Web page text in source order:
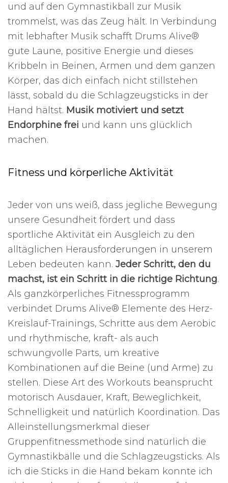
und auf den Gymnastikball zur Musik
trommelst, was das Zeug hält. In Verbindung
mit lebhafter Musik schafft Drums Alive®
gute Laune, positive Energie und dieses
Kribbeln in Beinen, Armen und dem ganzen
Körper, das dich einfach nicht stillstehen
lässt, sobald du die Schlagzeugsticks in der
Hand hältst. Musik motiviert und setzt
Endorphine frei und kann uns glücklich
machen.
Fitness und körperliche Aktivität
Jeder von uns weiß, dass jegliche Bewegung
unsere Gesundheit fördert und dass
sportliche Aktivität ein Ausgleich zu den
alltäglichen Herausforderungen in unserem
Leben bedeuten kann. Jeder Schritt, den du
machst, ist ein Schritt in die richtige Richtung.
Als ganzkörperliches Fitnessprogramm
verbindet Drums Alive® Elemente des Herz-
Kreislauf-Trainings, Schritte aus dem Aerobic
und rhythmische, kraft- als auch
schwungvolle Parts, um kreative
Kombinationen auf die Beine (und Arme) zu
stellen. Diese Art des Workouts beansprucht
motorisch Ausdauer, Kraft, Beweglichkeit,
Schnelligkeit und natürlich Koordination. Das
Alleinstellungsmerkmal dieser
Gruppenfitnessmethode sind natürlich die
Gymnastikbälle und die Schlagzeugsticks. Als
ich die Sticks in die Hand bekam konnte ich